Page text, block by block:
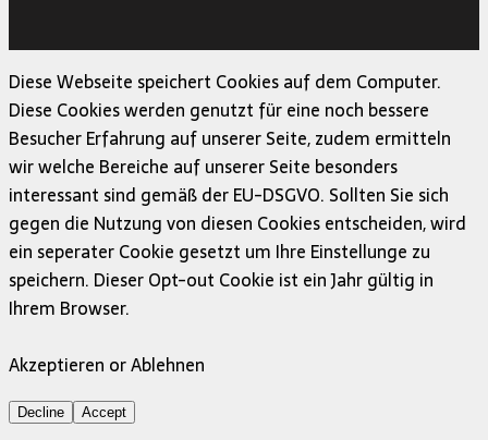
Diese Webseite speichert Cookies auf dem Computer.
Diese Cookies werden genutzt für eine noch bessere
Besucher Erfahrung auf unserer Seite, zudem ermitteln
wir welche Bereiche auf unserer Seite besonders
interessant sind gemäß der EU-DSGVO. Sollten Sie sich
gegen die Nutzung von diesen Cookies entscheiden, wird
ein seperater Cookie gesetzt um Ihre Einstellunge zu
speichern. Dieser Opt-out Cookie ist ein Jahr gültig in
Ihrem Browser.
Akzeptieren or Ablehnen
Decline Accept